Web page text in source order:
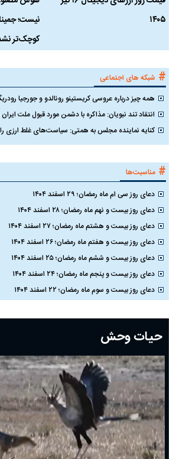
۱۴۰۵
نیست؛
کوچک‌تر
# شبکه های اجتماعی
همه چیز درباره عروسی کریستینو رونالدو و جورجیا
انتقاد تند نبویان: مذاکره با دشمن مورد قبول ملت
کنایه نماینده مجلس به همتی: سیاست‌های غلط ارزی را
# مناسبت‌ها
دعای روز سی ام ماه رمضان؛ ۲۹ اسفند ۱۴۰۴
دعای روز بیست و نهم ماه رمضان؛ ۲۸ اسفند ۱۴۰۴
دعای روز بیست و هشتم ماه رمضان؛ ۲۷ اسفند ۱۴۰۴
دعای روز بیست و هفتم ماه رمضان؛ ۲۶ اسفند ۱۴۰۴
دعای روز بیست و ششم ماه رمضان؛ ۲۵ اسفند ۱۴۰۴
دعای روز بیست و پنجم ماه رمضان؛ ۲۴ اسفند ۱۴۰۴
دعای روز بیست و سوم ماه رمضان؛ ۲۲ اسفند ۱۴۰۴
دعای روز بیستم ماه رمضان؛ ۱۹ اسفند ۱۴۰۴
دعای روز هشتم ماه مبارک رمضان؛ ۷ اسفند ماه ۱۴۰۴
دعای روز هفتم ماه رمضان؛ ۶ اسفند ۱۴۰۴
دعای روز ششم ماه رمضان؛ ۵ اسفند ۱۴۰۴
دعای روز پنجم ماه رمضان؛ ۴ اسفند ۱۴۰۴
دعای روز چهارم ماه مبارک رمضان؛ ۳ اسفند ۱۴۰۴
دعای روز سوم ماه مبارک رمضان؛ ۱۴ اسفند ۱۴۰۴
دعای روز دوم ماه مبارک رمضان ۱ اسفند ماه ۱۴۰۴
دعای روز اول ماه مبارک رمضان، ۳۰ بهمن ۱۴۰۴
حیات وحش